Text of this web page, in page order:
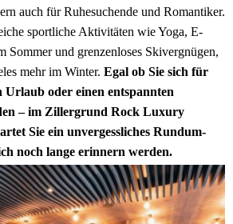
auch für Ruhesuchende und Romantiker.
sportliche Aktivitäten wie Yoga, E-
Sommer und grenzenloses Skivergnügen,
mehr im Winter. Egal ob Sie sich für
Urlaub oder einen entspannten
– im Zillergrund Rock Luxury
Sie ein unvergessliches Rundum-
noch lange erinnern werden.